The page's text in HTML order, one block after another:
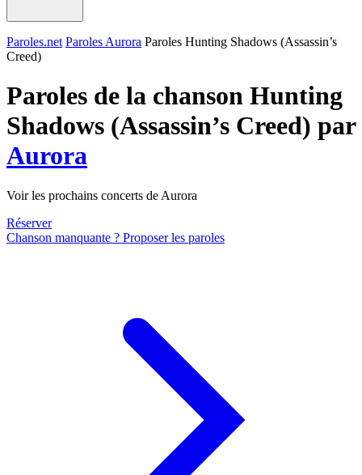
Paroles.net Paroles Aurora Paroles Hunting Shadows (Assassin’s
Creed)
Paroles de la chanson Hunting
Shadows (Assassin’s Creed) par
Aurora
Voir les prochains concerts de Aurora
Réserver
Chanson manquante ? Proposer les paroles